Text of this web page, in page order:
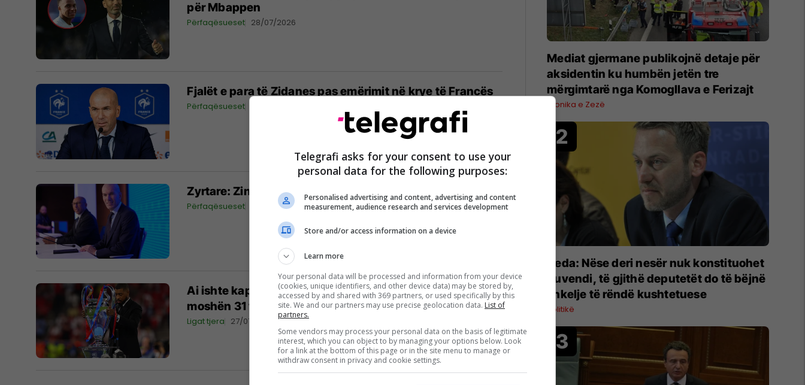
për Mbappen
Përfaqësueset 28/07/2026
Fjalët e para të Zidanes pas emërimit në krye të Francës
Përfaqësueset
Zyrtare: Zinedine Zidane emërohet trajner i Francës
Përfaqësueset 28/07/2026
Ai ishte kapiteni i PSG-së dhe kampion bote: Tani, në
moshën 31 vjeç, luan në ligën e dytë të Katarit
Ligat tjera 27/07/2026
Mediat gjermane publikojnë detaje për
aksidentin ku humbën jetën tre
mërgimtarë nga Komogllava e Ferizajt
Kronika e Zezë
Deda: Nëse deri nesër nuk konstituohet
Kuvendi, të gjithë deputetët do të bëjnë
shkelje të rëndë kushtetuese
Politikë
Telegrafi asks for your consent to use your
personal data for the following purposes:
Personalised advertising and content, advertising and content
measurement, audience research and services development
Store and/or access information on a device
Learn more
Your personal data will be processed and information from your device
(cookies, unique identifiers, and other device data) may be stored by,
accessed by and shared with 369 partners, or used specifically by this
site. We and our partners may use precise geolocation data. List of
partners.
Some vendors may process your personal data on the basis of legitimate
interest, which you can object to by managing your options below. Look
for a link at the bottom of this page or in the site menu to manage or
withdraw consent in privacy and cookie settings.